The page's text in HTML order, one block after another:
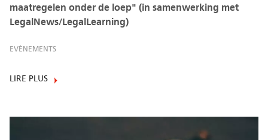
maatregelen onder de loep" (in samenwerking met
LegalNews/LegalLearning)
EVÈNEMENTS
LIRE PLUS